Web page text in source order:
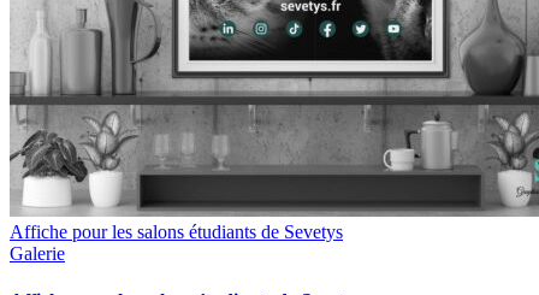
Affiche pour les salons étudiants de Sevetys
Galerie